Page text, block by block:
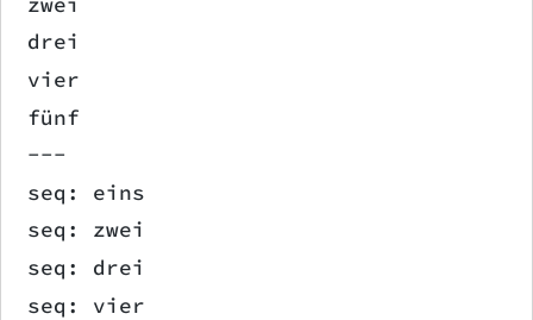
drei
vier
fünf
---
seq: eins
seq: zwei
seq: drei
seq: vier